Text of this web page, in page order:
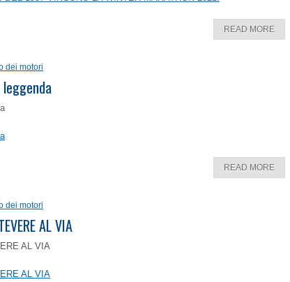
READ MORE
dei motori
READ MORE
dei motori
AL VIA
AL VIA
AL VIA